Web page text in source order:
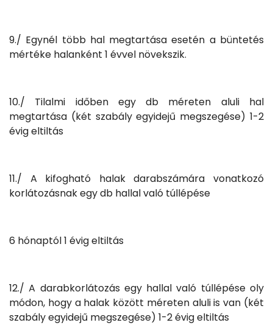
9./ Egynél több hal megtartása esetén a büntetés
mértéke halanként 1 évvel növekszik.
10./ Tilalmi időben egy db méreten aluli hal
megtartása (két szabály egyidejű megszegése) 1-2
évig eltiltás
11./ A kifogható halak darabszámára vonatkozó
korlátozásnak egy db hallal való túllépése
6 hónaptól 1 évig eltiltás
12./ A darabkorlátozás egy hallal való túllépése oly
módon, hogy a halak között méreten aluli is van (két
szabály egyidejű megszegése) 1-2 évig eltiltás